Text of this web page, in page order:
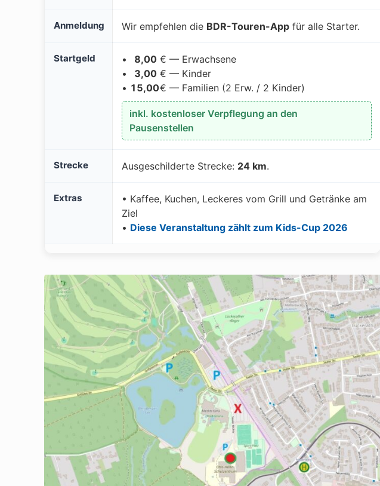
Anmeldung Wir empfehlen die BDR-Touren-App für alle Starter.
Startgeld • 8,00 € — Erwachsene
•
3,00 € — Kinder
• 15,00€ — Familien (2 Erw. / 2 Kinder)
inkl. kostenloser Verpflegung an den
Pausenstellen
Strecke Ausgeschilderte Strecke: 24 km.
Extras
• Kaffee, Kuchen, Leckeres vom Grill und Getränke am
Ziel
• Diese Veranstaltung zählt zum Kids-Cup 2026